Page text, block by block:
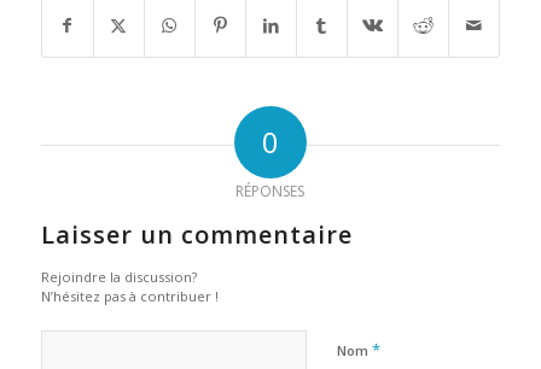
0
RÉPONSES
Laisser un commentaire
Rejoindre la discussion?
N’hésitez pas à contribuer !
Nom *